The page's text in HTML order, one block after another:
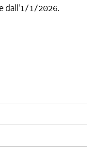
dall'1/1/2026.